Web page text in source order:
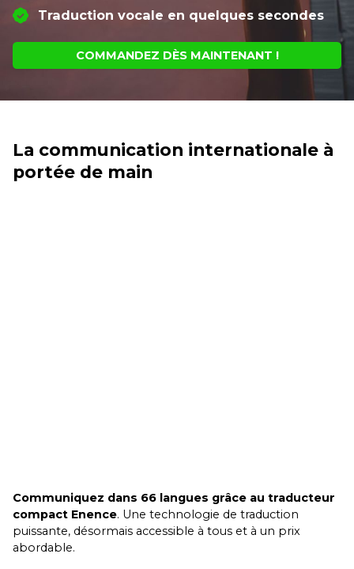
Traduction vocale en quelques secondes
COMMANDEZ DÈS MAINTENANT !
La communication internationale à
portée de main
Communiquez dans 66 langues grâce au traducteur
compact Enence. Une technologie de traduction
puissante, désormais accessible à tous et à un prix
abordable.